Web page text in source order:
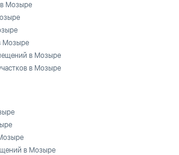
Мозыре
Мозыре
в Мозыре
в Мозыре
в Мозыре